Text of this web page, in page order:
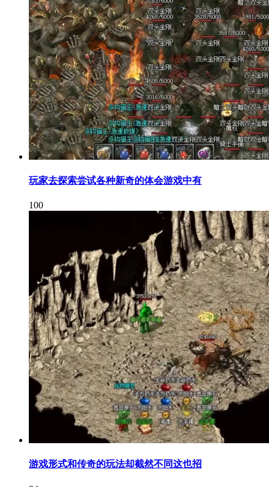
玩家去探索尝试各种新奇的体会游戏中有
100
游戏形式和传奇的玩法却截然不同这也招